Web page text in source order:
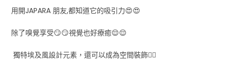
用開JAPARA 朋友,都知道它的吸引力😍😍
除了嗅覺享受😏😏視覺也好療癒😌😌
獨特埃及風設計元素，還可以成為空間裝飾👍🏻